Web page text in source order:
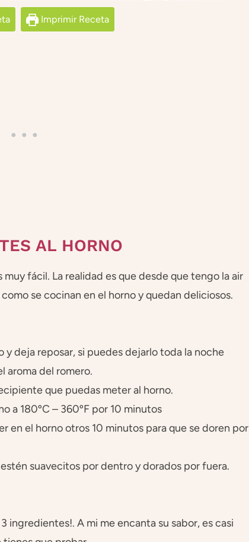
Imprimir Receta
AL HORNO
fácil. La realidad es que desde que tengo la air
se cocinan en el horno y quedan deliciosos.
y deja reposar, si puedes dejarlo toda la noche
aroma del romero.
que puedas meter al horno.
a 180ºC – 360ºF por 10 minutos
en el horno otros 10 minutos para que se doren por
suavecitos por dentro y dorados por fuera.
ingredientes!. A mi me encanta su sabor, es casi